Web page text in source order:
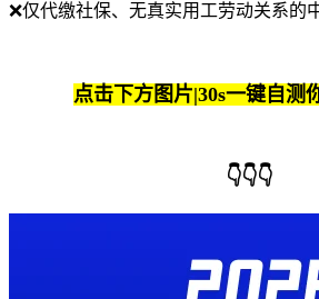
❌仅代缴社保、无真实用工劳动关系的
点击下方图片|30s一键自测
👇👇👇